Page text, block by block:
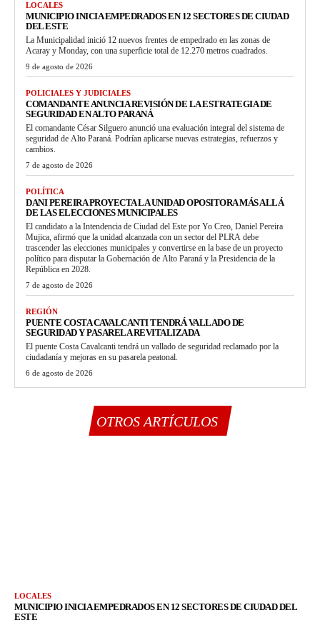
LOCALES
MUNICIPIO INICIA EMPEDRADOS EN 12 SECTORES DE CIUDAD
DEL ESTE
La Municipalidad inició 12 nuevos frentes de empedrado en las zonas de
Acaray y Monday, con una superficie total de 12.270 metros cuadrados.
9 de agosto de 2026
POLICIALES Y JUDICIALES
COMANDANTE ANUNCIA REVISIÓN DE LA ESTRATEGIA DE
SEGURIDAD EN ALTO PARANÁ
El comandante César Silguero anunció una evaluación integral del sistema de
seguridad de Alto Paraná. Podrían aplicarse nuevas estrategias, refuerzos y
cambios.
7 de agosto de 2026
POLÍTICA
DANI PEREIRA PROYECTA LA UNIDAD OPOSITORA MÁS ALLÁ
DE LAS ELECCIONES MUNICIPALES
El candidato a la Intendencia de Ciudad del Este por Yo Creo, Daniel Pereira
Mujica, afirmó que la unidad alcanzada con un sector del PLRA debe
trascender las elecciones municipales y convertirse en la base de un proyecto
político para disputar la Gobernación de Alto Paraná y la Presidencia de la
República en 2028.
7 de agosto de 2026
REGIÓN
PUENTE COSTA CAVALCANTI TENDRÁ VALLADO DE
SEGURIDAD Y PASARELA REVITALIZADA
El puente Costa Cavalcanti tendrá un vallado de seguridad reclamado por la
ciudadanía y mejoras en su pasarela peatonal.
6 de agosto de 2026
OTROS ARTÍCULOS
LOCALES
MUNICIPIO INICIA EMPEDRADOS EN 12 SECTORES DE CIUDAD DEL
ESTE